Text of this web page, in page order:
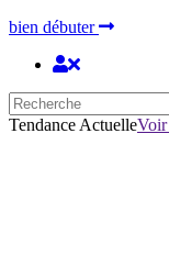
bien débuter
Tendance ActuelleVoir